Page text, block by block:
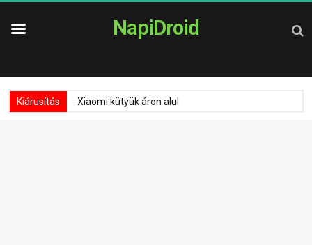
NapiDroid
Kiárusítás Xiaomi kütyük áron alul